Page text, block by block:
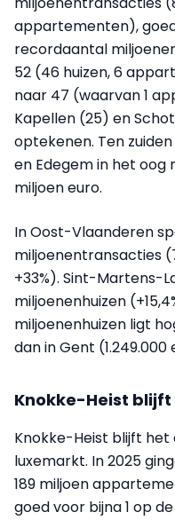
appartementen),
recordaantal
52 (46 huizen, 6
naar 47 (waarvan 1
Kapellen (25) en
optekenen. Ten
en Edegem in het oog
miljoen euro.
In Oost-Vlaanderen
miljoenentransacties
+33%). Sint-Martens-
miljoenenhuizen
miljoenenhuizen ligt
dan in Gent (1.249.000
Knokke-Heist
Knokke-Heist blijft
luxemarkt. In 2025
189 miljoen
goed voor bijna 1 op